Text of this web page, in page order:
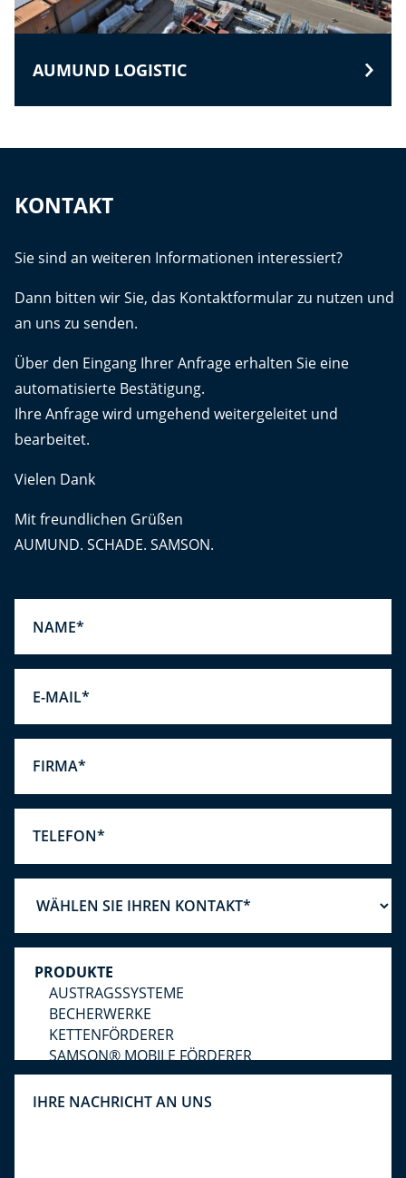
AUMUND LOGISTIC
KONTAKT
Sie sind an weiteren Informationen interessiert?
Dann bitten wir Sie, das Kontaktformular zu nutzen und
an uns zu senden.
Über den Eingang Ihrer Anfrage erhalten Sie eine
automatisierte Bestätigung.
Ihre Anfrage wird umgehend weitergeleitet und
bearbeitet.
Vielen Dank
Mit freundlichen Grüßen
AUMUND. SCHADE. SAMSON.